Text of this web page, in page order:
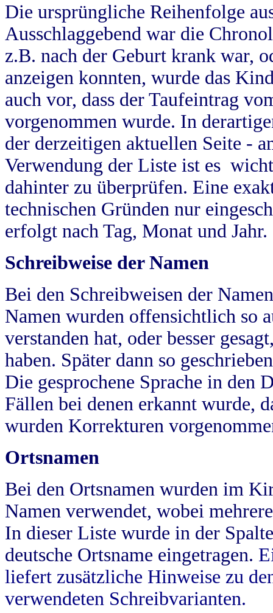
Die ursprüngliche Reihenfolge
Ausschlaggebend war die
z.B. nach der Geburt krank war,
anzeigen konnten, wurde das
auch vor, dass der Taufeintrag
vorgenommen wurde. In
der derzeitigen aktuellen Seite -
Verwendung der Liste ist es
dahinter zu überprüfen. Eine
technischen Gründen nur
erfolgt nach Tag, Monat und Jahr.
Schreibweise der Namen
Bei den Schreibweisen der
Namen wurden offensichtlich so
verstanden hat, oder besser
haben. Später dann so
Die gesprochene Sprache in
Fällen bei denen erkannt wurde,
wurden Korrekturen
Ortsnamen
Bei den Ortsnamen wurden im
Namen verwendet, wobei
In dieser Liste wurde in der
deutsche Ortsname eingetragen.
liefert zusätzliche Hinweise zu
verwendeten Schreibvarianten.